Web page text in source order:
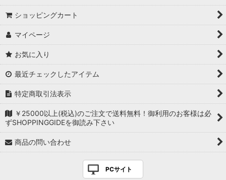
ショッピングカート
マイページ
お気に入り
最近チェックしたアイテム
特定商取引法表示
￥25000以上(税込)のご注文で送料無料！御利用のお客様は必
ずSHOPPINGGIDEを御読み下さい
商品の問い合わせ
PCサイト